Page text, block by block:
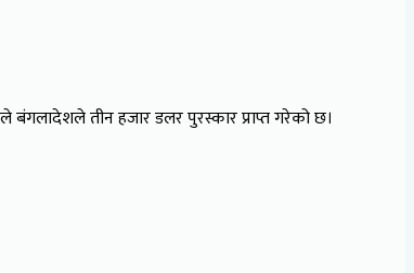
बंगलादेशले तीन हजार डलर पुरस्कार प्राप्त गरेको छ।